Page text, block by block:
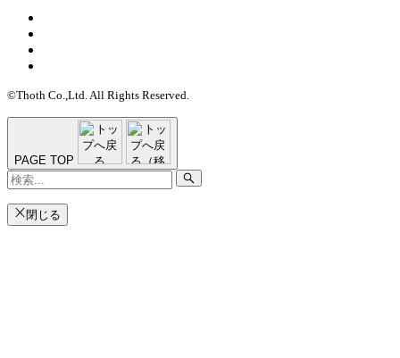
©Thoth Co.,Ltd. All Rights Reserved.
PAGE TOP
閉じる